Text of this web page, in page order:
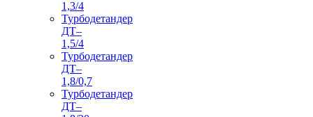
1,3/4
Турбодетандер
ДТ–
1,5/4
Турбодетандер
ДТ–
1,8/0,7
Турбодетандер
ДТ–